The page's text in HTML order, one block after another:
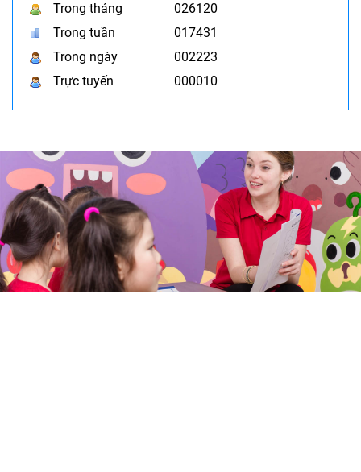
Trong tháng
026120
Trong tuần
017431
Trong ngày
002223
Trực tuyến
000010